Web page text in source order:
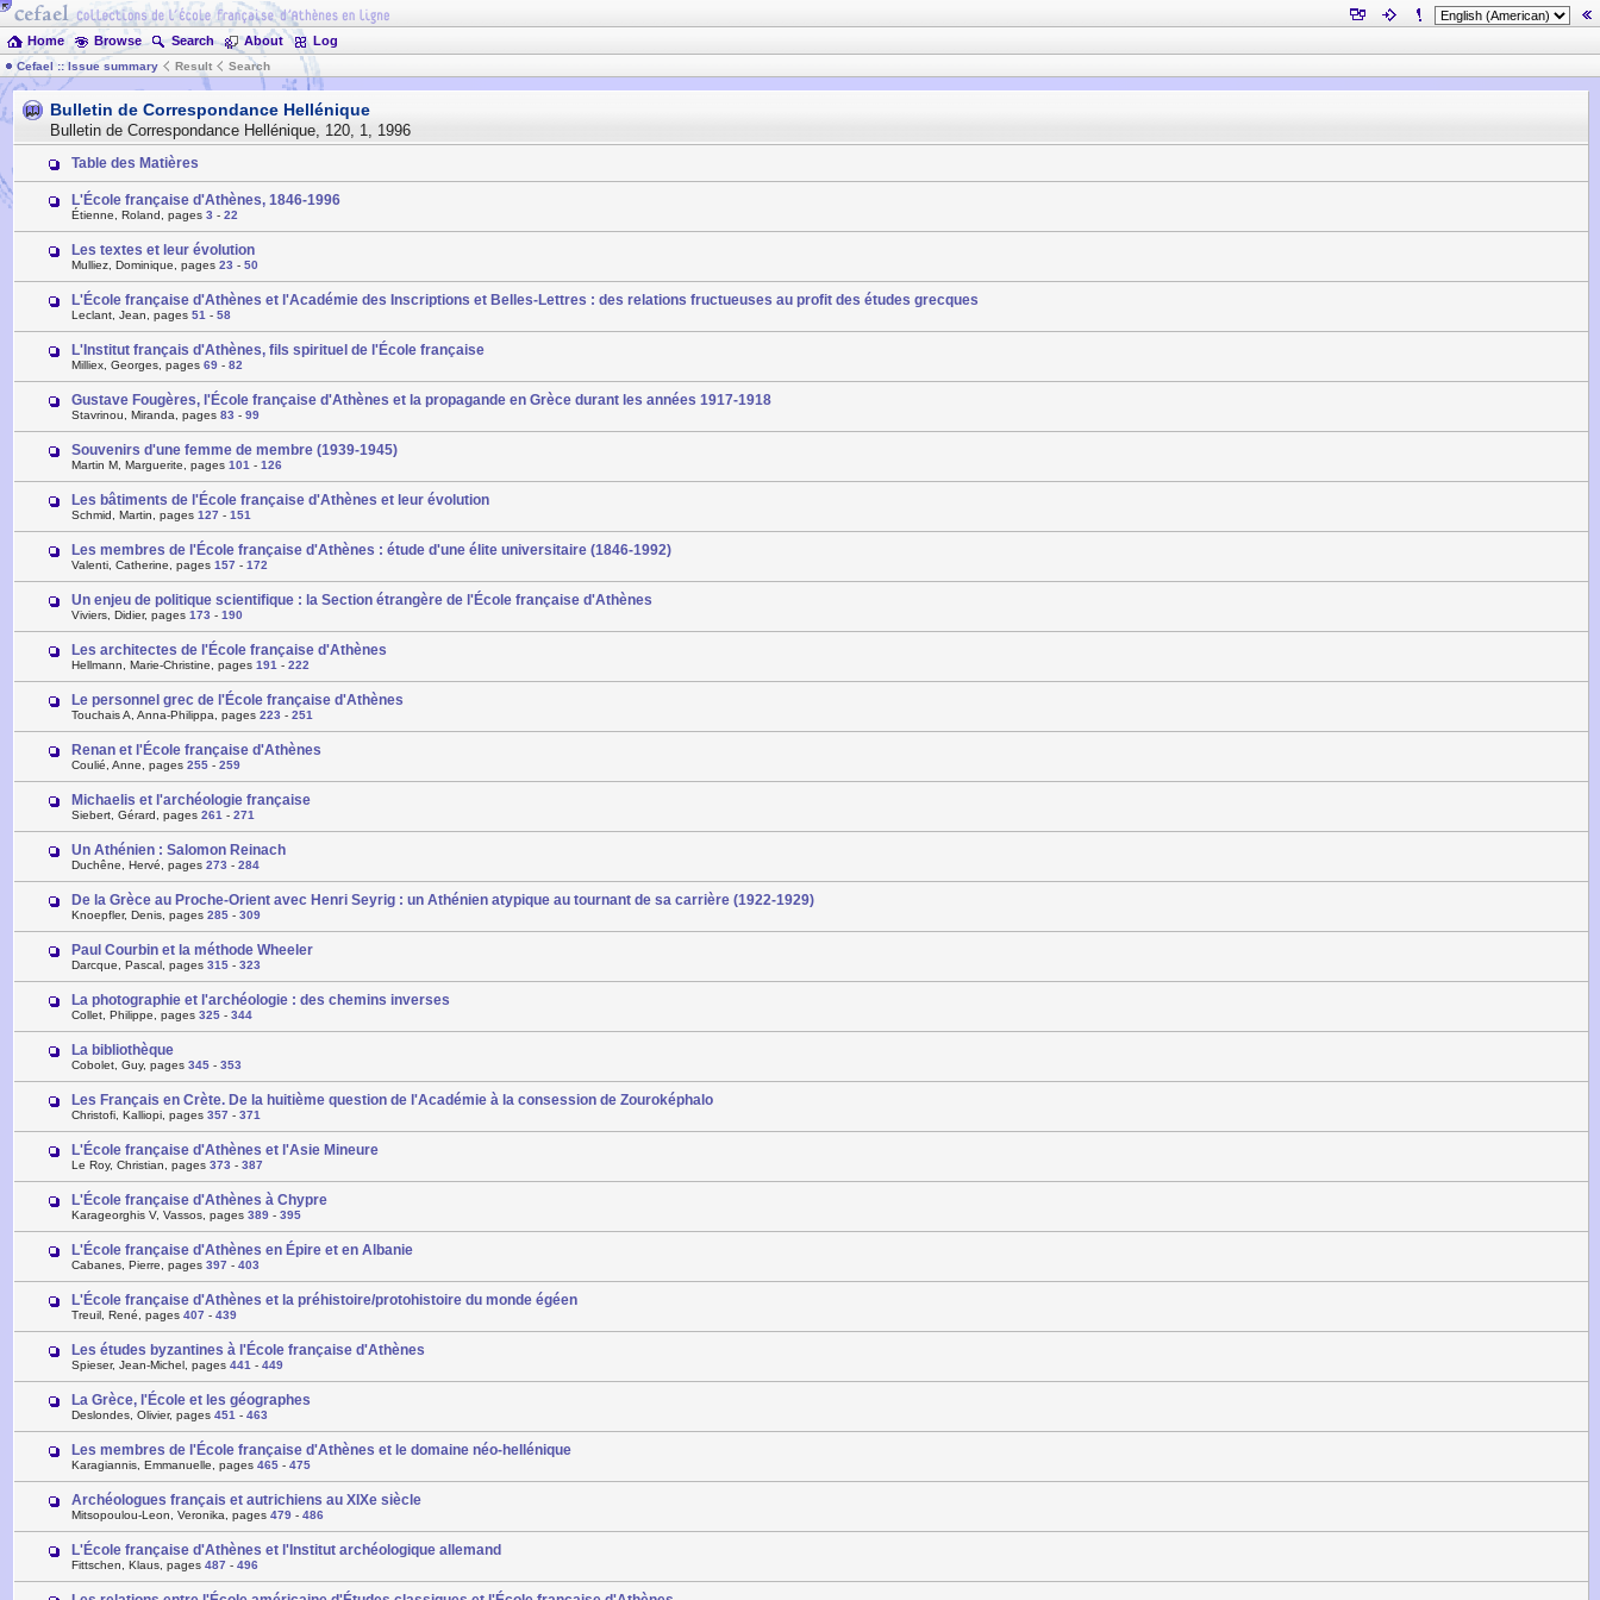
Home Browse Search About Log
Cefael :: Issue summary Result Search
Bulletin de Correspondance Hellénique
Bulletin de Correspondance Hellénique, 120, 1, 1996
Table des Matières
L'École française d'Athènes, 1846-1996
Étienne, Roland, pages 3 - 22
Les textes et leur évolution
Mulliez, Dominique, pages 23 - 50
L'École française d'Athènes et l'Académie des Inscriptions et Belles-Lettres : des relations fructueuses au profit des études grecques
Leclant, Jean, pages 51 - 58
L'Institut français d'Athènes, fils spirituel de l'École française
Milliex, Georges, pages 69 - 82
Gustave Fougères, l'École française d'Athènes et la propagande en Grèce durant les années 1917-1918
Stavrinou, Miranda, pages 83 - 99
Souvenirs d'une femme de membre (1939-1945)
Martin M, Marguerite, pages 101 - 126
Les bâtiments de l'École française d'Athènes et leur évolution
Schmid, Martin, pages 127 - 151
Les membres de l'École française d'Athènes : étude d'une élite universitaire (1846-1992)
Valenti, Catherine, pages 157 - 172
Un enjeu de politique scientifique : la Section étrangère de l'École française d'Athènes
Viviers, Didier, pages 173 - 190
Les architectes de l'École française d'Athènes
Hellmann, Marie-Christine, pages 191 - 222
Le personnel grec de l'École française d'Athènes
Touchais A, Anna-Philippa, pages 223 - 251
Renan et l'École française d'Athènes
Coulié, Anne, pages 255 - 259
Michaelis et l'archéologie française
Siebert, Gérard, pages 261 - 271
Un Athénien : Salomon Reinach
Duchêne, Hervé, pages 273 - 284
De la Grèce au Proche-Orient avec Henri Seyrig : un Athénien atypique au tournant de sa carrière (1922-1929)
Knoepfler, Denis, pages 285 - 309
Paul Courbin et la méthode Wheeler
Darcque, Pascal, pages 315 - 323
La photographie et l'archéologie : des chemins inverses
Collet, Philippe, pages 325 - 344
La bibliothèque
Cobolet, Guy, pages 345 - 353
Les Français en Crète. De la huitième question de l'Académie à la consession de Zouroképhalo
Christofi, Kalliopi, pages 357 - 371
L'École française d'Athènes et l'Asie Mineure
Le Roy, Christian, pages 373 - 387
L'École française d'Athènes à Chypre
Karageorghis V, Vassos, pages 389 - 395
L'École française d'Athènes en Épire et en Albanie
Cabanes, Pierre, pages 397 - 403
L'École française d'Athènes et la préhistoire/protohistoire du monde égéen
Treuil, René, pages 407 - 439
Les études byzantines à l'École française d'Athènes
Spieser, Jean-Michel, pages 441 - 449
La Grèce, l'École et les géographes
Deslondes, Olivier, pages 451 - 463
Les membres de l'École française d'Athènes et le domaine néo-hellénique
Karagiannis, Emmanuelle, pages 465 - 475
Archéologues français et autrichiens au XIXe siècle
Mitsopoulou-Leon, Veronika, pages 479 - 486
L'École française d'Athènes et l'Institut archéologique allemand
Fittschen, Klaus, pages 487 - 496